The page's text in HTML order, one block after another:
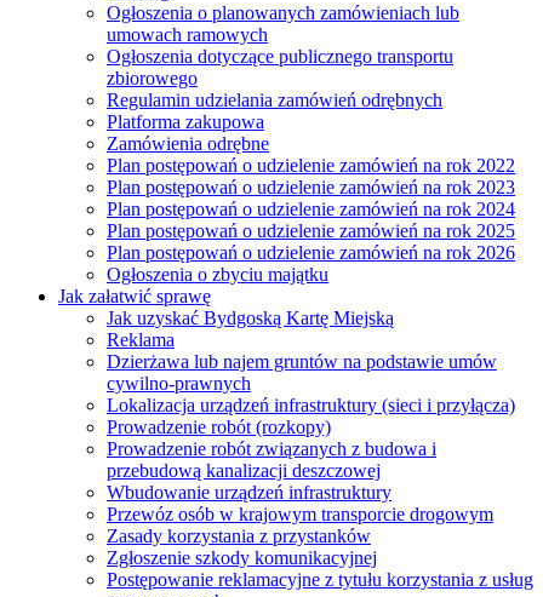
Ogłoszenia o planowanych zamówieniach lub
umowach ramowych
Ogłoszenia dotyczące publicznego transportu
zbiorowego
Regulamin udzielania zamówień odrębnych
Platforma zakupowa
Zamówienia odrębne
Plan postępowań o udzielenie zamówień na rok 2022
Plan postępowań o udzielenie zamówień na rok 2023
Plan postępowań o udzielenie zamówień na rok 2024
Plan postępowań o udzielenie zamówień na rok 2025
Plan postępowań o udzielenie zamówień na rok 2026
Ogłoszenia o zbyciu majątku
Jak załatwić sprawę
Jak uzyskać Bydgoską Kartę Miejską
Reklama
Dzierżawa lub najem gruntów na podstawie umów
cywilno-prawnych
Lokalizacja urządzeń infrastruktury (sieci i przyłącza)
Prowadzenie robót (rozkopy)
Prowadzenie robót związanych z budowa i
przebudową kanalizacji deszczowej
Wbudowanie urządzeń infrastruktury
Przewóz osób w krajowym transporcie drogowym
Zasady korzystania z przystanków
Zgłoszenie szkody komunikacyjnej
Postępowanie reklamacyjne z tytułu korzystania z usług